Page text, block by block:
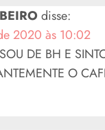
disse:
2020 às 10:02
DE BH E
O